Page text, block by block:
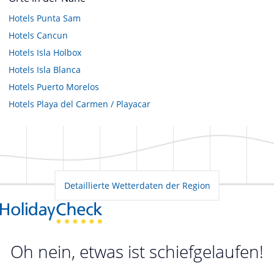
Hotels Punta Sam
Hotels Cancun
Hotels Isla Holbox
Hotels Isla Blanca
Hotels Puerto Morelos
Hotels Playa del Carmen / Playacar
Detaillierte Wetterdaten der Region
Oh nein, etwas ist schiefgelaufen!